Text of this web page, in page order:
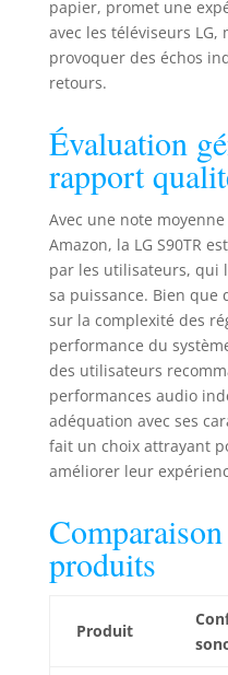
papier, promet une
avec les téléviseurs LG,
provoquer des échos
retours.
Évaluation
rapport
Avec une note
Amazon, la LG S90TR
par les utilisateurs, qui
sa puissance. Bien
sur la complexité des
performance du
des utilisateurs
performances audio
adéquation avec ses
fait un choix attrayant
améliorer leur
Comparaison
produits
Produit